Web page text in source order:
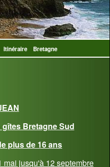
Itinéraire Bretagne
Bretagne Sud
plus de 16 ans
mai jusqu'à 12 septembre